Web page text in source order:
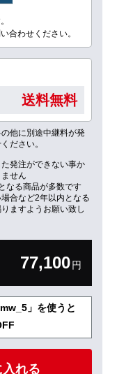
合わせください。
送料無料
他に別途中継料が発
ださい。
発注ができない事か
せん
なる商品が多数です
合など2年以内となる
ますようお願い致し
77,100円
」を使うと
れる